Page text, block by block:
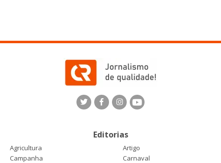
Editorias
Agricultura
Artigo
Campanha
Carnaval